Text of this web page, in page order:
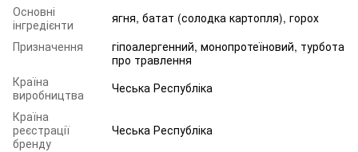
Основні
інгредієнти
ягня, батат (солодка картопля), горох
Призначення
гіпоалергенний, монопротеїновий, турбота
про травлення
Країна
виробництва
Чеська Республіка
Країна
реєстрації
бренду
Чеська Республіка